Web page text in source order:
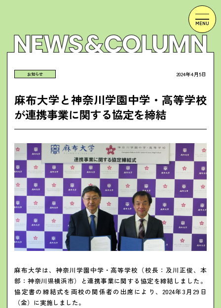
お知らせ 2024年4月5日
麻布大学と神奈川学園中学・高等学校
が連携事業に関する協定を締結
麻布大学は、神奈川学園中学・高等学校（校長：及川正俊、本
部：神奈川県横浜市）と連携事業に関する協定を締結しました。
協定書の締結式を両校の関係者の出席により、2024年3月29日
（金）に実施しました。